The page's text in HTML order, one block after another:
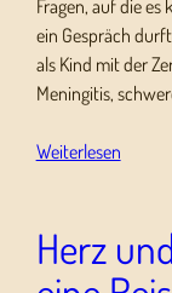
Fragen, auf die
ein Gespräch
als Kind mit der
Meningitis,
Weiterlesen
Herz